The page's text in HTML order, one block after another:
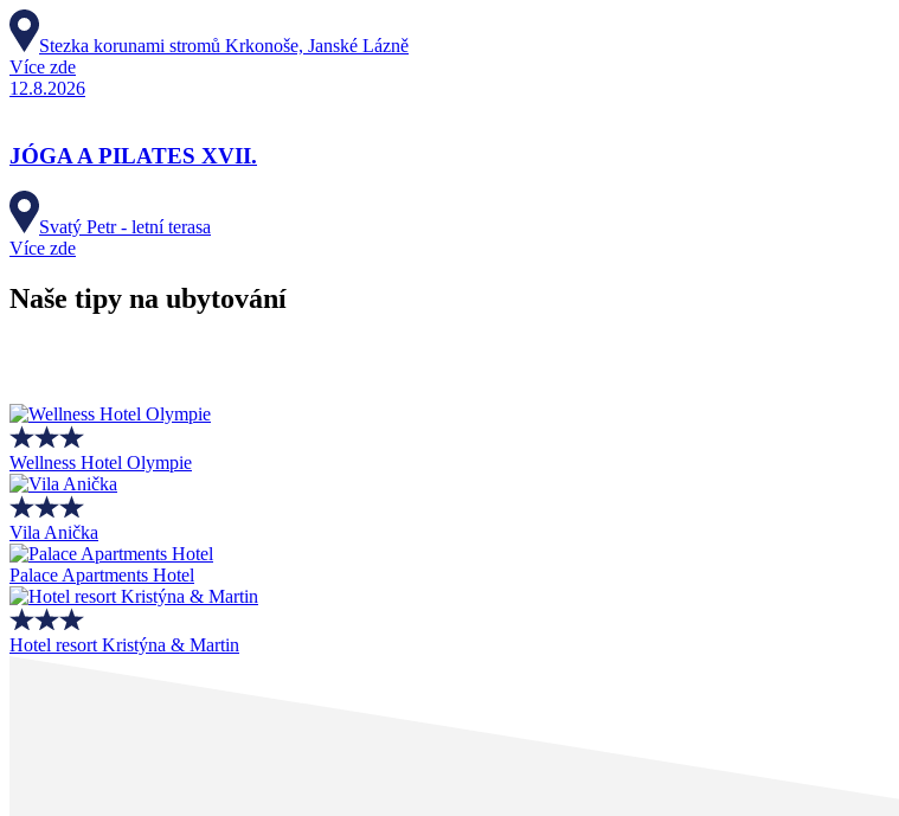
Stezka korunami stromů Krkonoše, Janské Lázně
Více zde
12.8.2026
JÓGA A PILATES XVII.
Svatý Petr - letní terasa
Více zde
Naše tipy na ubytování
Wellness Hotel Olympie
Vila Anička
Palace Apartments Hotel
Hotel resort Kristýna & Martin